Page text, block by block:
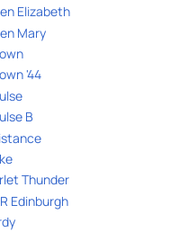
Elizabeth
Mary
'44
B
Thunder
Edinburgh